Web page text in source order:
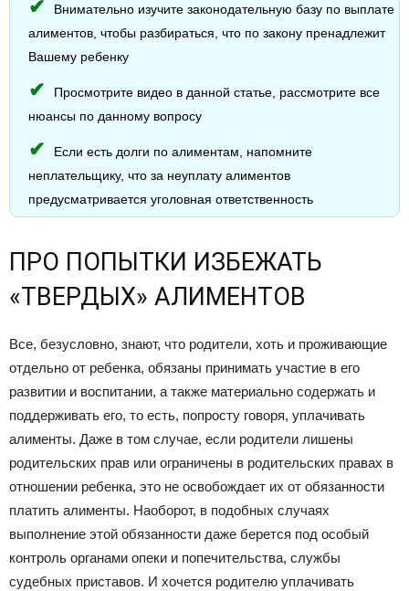
Внимательно изучите законодательную базу по выплате
алиментов, чтобы разбираться, что по закону пренадлежит
Вашему ребенку
Просмотрите видео в данной статье, рассмотрите все
нюансы по данному вопросу
Если есть долги по алиментам, напомните
неплательщику, что за неуплату алиментов
предусматривается уголовная ответственность
ПРО ПОПЫТКИ ИЗБЕЖАТЬ
«ТВЕРДЫХ» АЛИМЕНТОВ
Все, безусловно, знают, что родители, хоть и проживающие
отдельно от ребенка, обязаны принимать участие в его
развитии и воспитании, а также материально содержать и
поддерживать его, то есть, попросту говоря, уплачивать
алименты. Даже в том случае, если родители лишены
родительских прав или ограничены в родительских правах в
отношении ребенка, это не освобождает их от обязанности
платить алименты. Наоборот, в подобных случаях
выполнение этой обязанности даже берется под особый
контроль органами опеки и попечительства, службы
судебных приставов. И хочется родителю уплачивать